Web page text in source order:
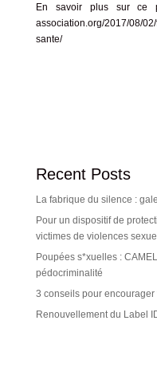
En savoir plus sur ce
association.org/2017/08/
sante/
Recent Posts
La fabrique du silence :
Pour un dispositif de
victimes de violences
Poupées s*xuelles :
pédocriminalité
3 conseils pour
Renouvellement du Label